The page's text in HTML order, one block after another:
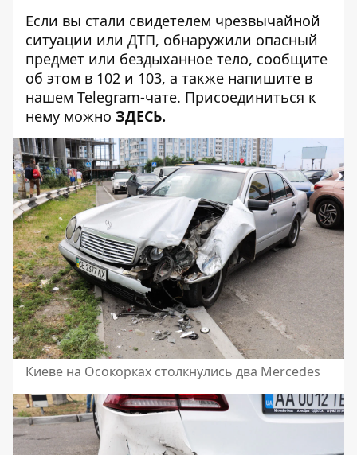
Если вы стали свидетелем чрезвычайной
ситуации или ДТП, обнаружили опасный
предмет или бездыханное тело, сообщите
об этом в 102 и 103, а также напишите в
нашем Telegram-чате. Присоединиться к
нему можно ЗДЕСЬ.
Киеве на Осокорках столкнулись два Mercedes